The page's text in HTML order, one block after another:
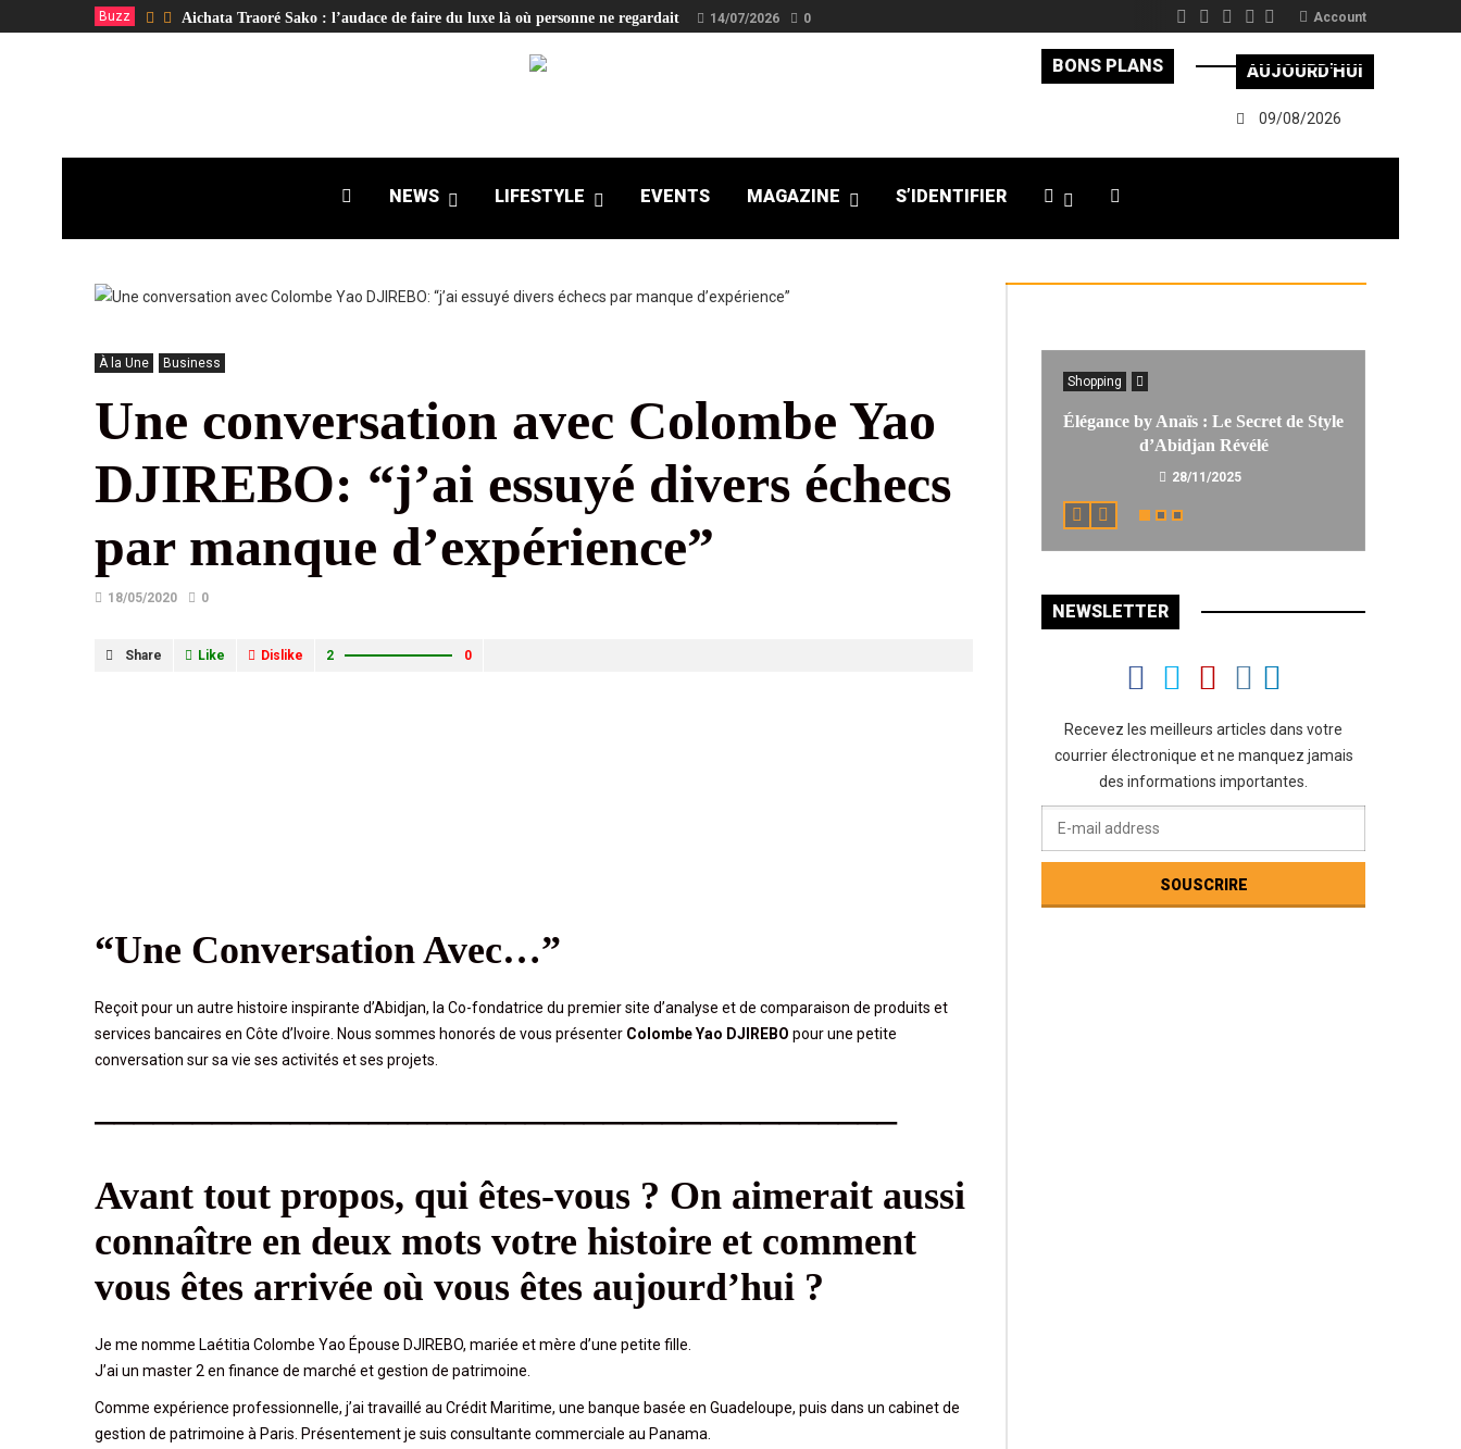
Buzz Aichata Traoré Sako : l’audace de faire du luxe là où personne ne regardait 14/07/2026 0 Account
AUJOURD'HUI
09/08/2026
NEWS LIFESTYLE EVENTS MAGAZINE S’IDENTIFIER
À la Une Business
Une conversation avec Colombe Yao
DJIREBO: “j’ai essuyé divers échecs
par manque d’expérience”
18/05/2020 0
Share Like Dislike 2 0
“Une Conversation Avec…”
Reçoit pour un autre histoire inspirante d’Abidjan, la Co-fondatrice du premier site d’analyse et de comparaison de produits et
services bancaires en Côte d’Ivoire. Nous sommes honorés de vous présenter Colombe Yao DJIREBO pour une petite
conversation sur sa vie ses activités et ses projets.
Avant tout propos, qui êtes-vous ? On aimerait aussi
connaître en deux mots votre histoire et comment
vous êtes arrivée où vous êtes aujourd’hui ?
Je me nomme Laétitia Colombe Yao Épouse DJIREBO, mariée et mère d’une petite fille.
J’ai un master 2 en finance de marché et gestion de patrimoine.
Comme expérience professionnelle, j’ai travaillé au Crédit Maritime, une banque basée en Guadeloupe, puis dans un cabinet de
gestion de patrimoine à Paris. Présentement je suis consultante commerciale au Panama.
BONS PLANS
Shopping
Élégance by Anaïs : Le Secret de Style
d’Abidjan Révélé
28/11/2025
NEWSLETTER
Recevez les meilleurs articles dans votre
courrier électronique et ne manquez jamais
des informations importantes.